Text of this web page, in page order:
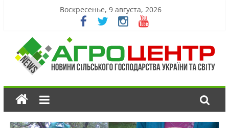
Воскресенье, 9 августа, 2026